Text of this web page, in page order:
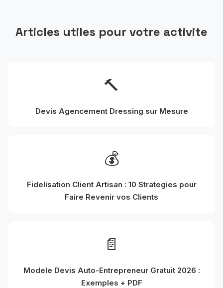
Articles utiles pour votre activite
🔨
Devis Agencement Dressing sur Mesure
💰
Fidelisation Client Artisan : 10 Strategies pour
Faire Revenir vos Clients
📄
Modele Devis Auto-Entrepreneur Gratuit 2026 :
Exemples + PDF